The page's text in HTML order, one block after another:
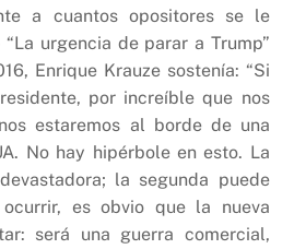
a cuantos opositores se le
urgencia de parar a Trump”
Enrique Krauze sostenía: “Si
por increíble que nos
estaremos al borde de una
No hay hipérbole en esto. La
la segunda puede
es obvio que la nueva
será una guerra comercial,